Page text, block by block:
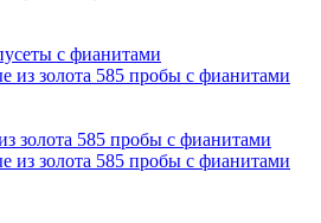
с фианитами
золота 585 пробы с фианитами